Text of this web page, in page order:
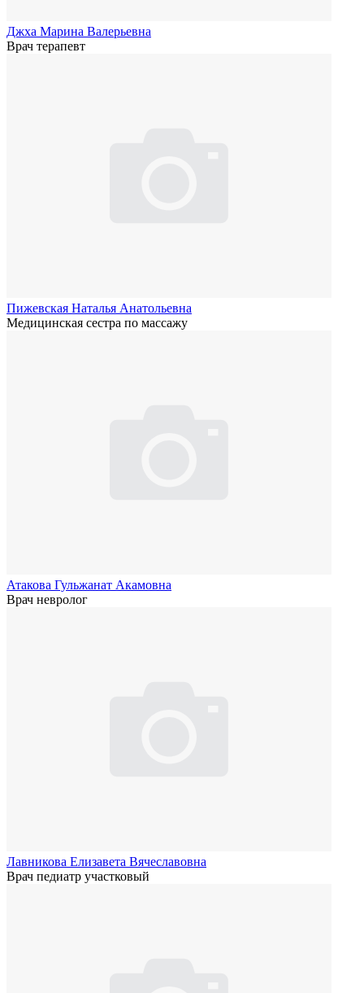
Джха Марина Валерьевна
Врач терапевт
Пижевская Наталья Анатольевна
Медицинская сестра по массажу
Атакова Гульжанат Акамовна
Врач невролог
Лавникова Елизавета Вячеславовна
Врач педиатр участковый